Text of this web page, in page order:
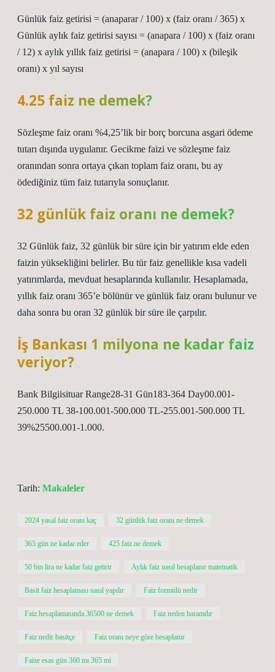
Günlük faiz getirisi = (anaparar / 100) x (faiz oranı / 365) x
Günlük aylık faiz getirisi sayısı = (anapara / 100) x (faiz oranı
/ 12) x aylık yıllık faiz getirisi = (anapara / 100) x (bileşik
oranı) x yıl sayısı
4.25 faiz ne demek?
Sözleşme faiz oranı %4,25’lik bir borç borcuna asgari ödeme
tutarı dışında uygulanır. Gecikme faizi ve sözleşme faiz
oranından sonra ortaya çıkan toplam faiz oranı, bu ay
ödediğiniz tüm faiz tutarıyla sonuçlanır.
32 günlük faiz oranı ne demek?
32 Günlük faiz, 32 günlük bir süre için bir yatırım elde eden
faizin yüksekliğini belirler. Bu tür faiz genellikle kısa vadeli
yatırımlarda, mevduat hesaplarında kullanılır. Hesaplamada,
yıllık faiz oranı 365’e bölünür ve günlük faiz oranı bulunur ve
daha sonra bu oran 32 günlük bir süre ile çarpılır.
İş Bankası 1 milyona ne kadar faiz
veriyor?
Bank Bilgiisituar Range28-31 Gün183-364 Day00.001-
250.000 TL 38-100.001-500.000 TL-255.001-500.000 TL
39%25500.001-1.000.
Tarih: Makaleler
2024 yasal faiz oranı kaç 32 günlük faiz oranı ne demek
365 gün ne kadar eder 425 faiz ne demek
50 bin lira ne kadar faiz getirir Aylık faiz nasıl hesaplanır matematik
Basit faiz hesaplaması nasıl yapılır Faiz formülü nedir
Faiz hesaplamasında 36500 ne demek Faiz neden haramdır
Faiz nedir basitçe Faiz oranı neye göre hesaplanır
Faize esas gün 360 mı 365 mi